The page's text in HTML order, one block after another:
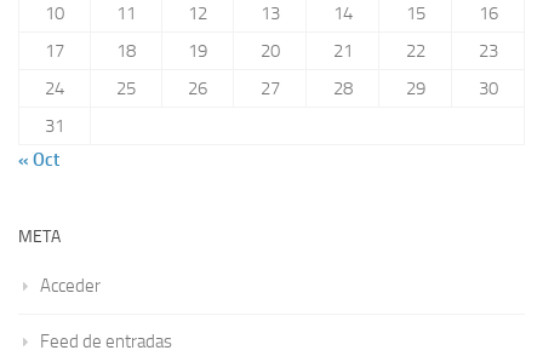
10
11 12 13 14 15
16
17
18 19 20 21 22
23
24
25 26 27 28 29
30
31
« Oct
META
Acceder
Feed de entradas